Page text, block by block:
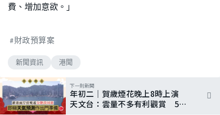
費、增加意欲。」
財政預算案
新聞資訊 港聞
下一則新聞
年初二｜賀歲煙花晚上8時上演
天文台：雲量不多有利觀賞 5時